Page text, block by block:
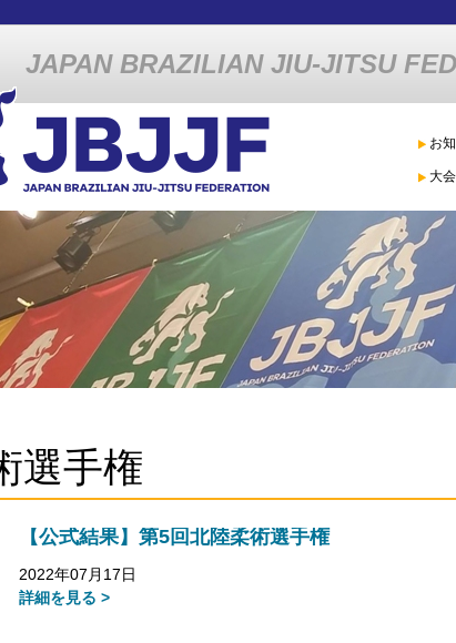
JAPAN BRAZILIAN JIU-JITSU
お
大
選手権
【公式結果】第5回北陸柔術選手権
2022年07月17日
詳細を見る >